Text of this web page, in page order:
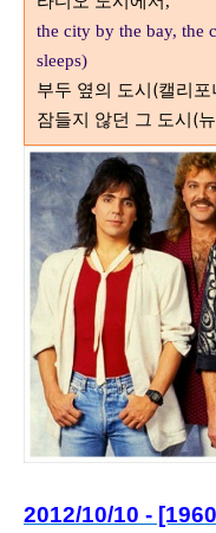
the city by the bay, the
sleeps)
부두 옆의 도시(캘리포
잠들지 않던 그 도시(
2012/10/10 -